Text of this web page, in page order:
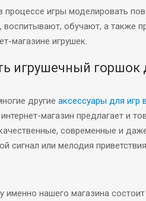
игры моделировать
обучают, а также
магазине игрушек.
игрушечный горшок
другие аксессуары для игр
магазин предлагает и
современные и
сигнал или мелодия
нашего магазина